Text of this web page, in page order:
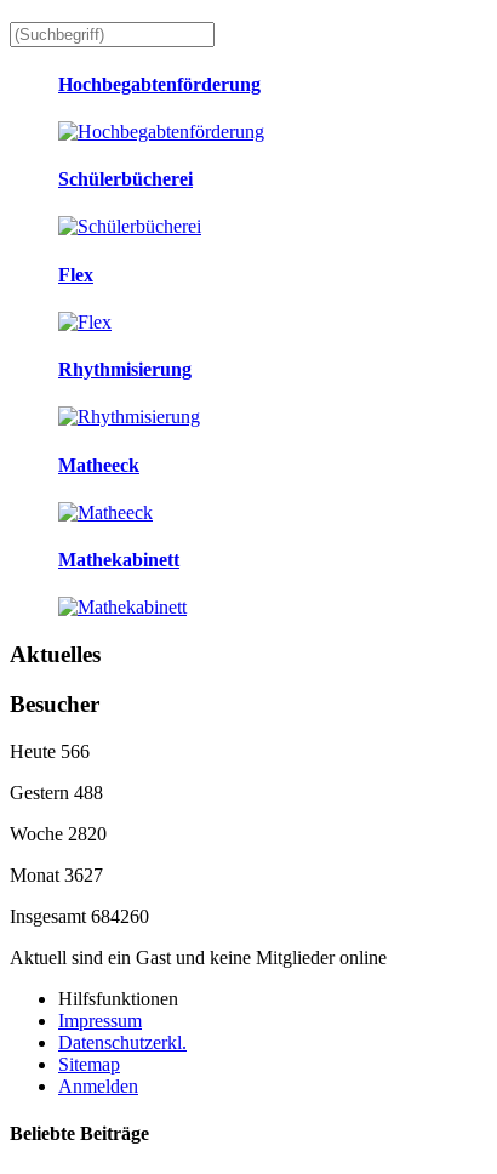
Hochbegabtenförderung
Schülerbücherei
Flex
Rhythmisierung
Matheeck
Mathekabinett
Aktuelles
Besucher
Heute 566
Gestern 488
Woche 2820
Monat 3627
Insgesamt 684260
Aktuell sind ein Gast und keine Mitglieder online
Hilfsfunktionen
Impressum
Datenschutzerkl.
Sitemap
Anmelden
Beliebte Beiträge